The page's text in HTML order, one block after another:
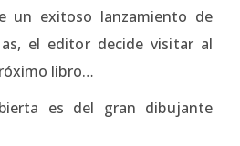
un exitoso lanzamiento de
el editor decide visitar al
libro…
es del gran dibujante